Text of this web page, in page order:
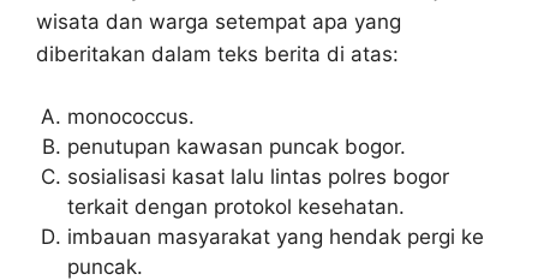
wisata dan warga setempat apa yang
diberitakan dalam teks berita di atas:
monococcus.
penutupan kawasan puncak bogor.
sosialisasi kasat lalu lintas polres bogor
terkait dengan protokol kesehatan.
imbauan masyarakat yang hendak pergi ke
puncak.